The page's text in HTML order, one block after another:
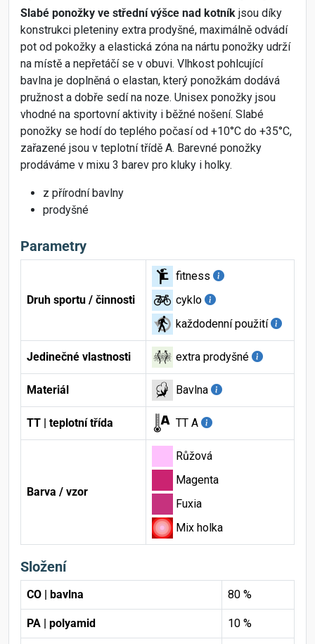
Slabé ponožky ve střední výšce nad kotník jsou díky
konstrukci pleteniny extra prodyšné, maximálně odvádí
pot od pokožky a elastická zóna na nártu ponožky udrží
na místě a nepřetáčí se v obuvi. Vlhkost pohlcující
bavlna je doplněná o elastan, který ponožkám dodává
pružnost a dobře sedí na noze. Unisex ponožky jsou
vhodné na sportovní aktivity i běžné nošení. Slabé
ponožky se hodí do teplého počasí od +10°C do +35°C,
zařazené jsou v teplotní třídě A. Barevné ponožky
prodáváme v mixu 3 barev pro kluky i holky.
z přírodní bavlny
prodyšné
Parametry
Druh sportu / činnosti
fitness
cyklo
každodenní použití
Jedinečné vlastnosti extra prodyšné
Materiál Bavlna
TT | teplotní třída TT A
Barva / vzor
Růžová
Magenta
Fuxia
Mix holka
Složení
CO | bavlna 80 %
PA | polyamid 10 %